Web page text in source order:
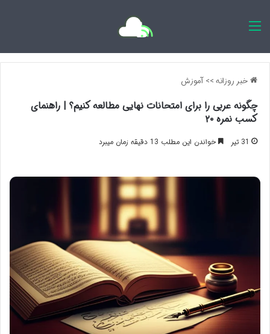
خبر روزانه>>آموزش
چگونه عربی را برای امتحانات نهایی مطالعه کنیم؟ | راهنمای
کسب نمره ۲۰
31 تیر خواندن این مطلب 13 دقیقه زمان میبرد